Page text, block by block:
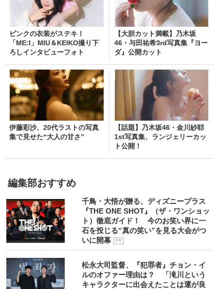
ピンクの衣装がステキ！
「ME:I」MIU＆KEIKO撮り下
ろしインタビューフォト
【大胆カット満載】乃木坂
46・与田祐希3rd写真集『ヨー
ダ』公開カット
伊藤彩沙、20代ラストの写真
集で見せた“大人の甘さ”
【話題】乃木坂46・金川紗耶
1st写真集、ランジェリーカッ
ト公開！
編集部おすすめ
千鳥・大悟が贈る、ディズニープラス
『THE ONE SHOT』（ザ・ワンショッ
ト）徹底ガイド！ 今のお笑い界に一
石を投じる“真の笑い”を見る大会がつ
いに開幕
P R
松永大司監督、『犯罪者』チョン・イ
ルのオファー理由は？ 「滝川という
キャラクターに出会えたことは運が良